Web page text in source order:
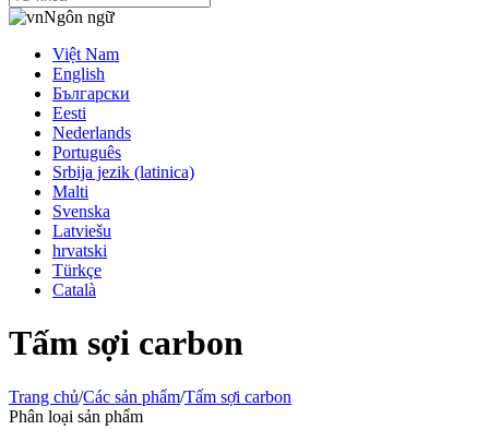
Ngôn ngữ
Việt Nam
English
Български
Eesti
Nederlands
Português
Srbija jezik (latinica)
Malti
Svenska
Latviešu
hrvatski
Türkçe
Català
Tấm sợi carbon
Trang chủ/Các sản phẩm/Tấm sợi carbon
Phân loại sản phẩm